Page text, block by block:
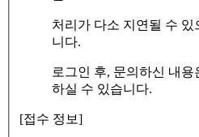
처리가 다소 지연될 수
니다.
로그인 후, 문의하신 내
하실 수 있습니다.
[접수 정보]